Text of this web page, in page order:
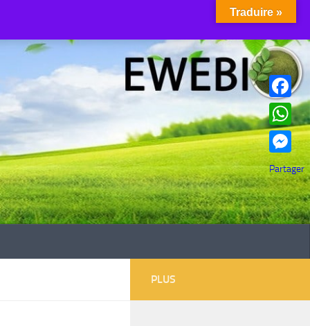
PLUS
Facebook
WhatsApp
Partager
Traduire »